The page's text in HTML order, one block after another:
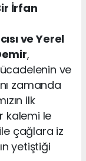
İrfan
ve Yerel
,
ve
zamanda
ilk
kalemi le
çağlara iz
yetiştiği